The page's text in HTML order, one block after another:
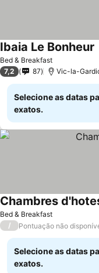
Bed & Breakfast
Ibaia Le Bonheur
7,2 87 Vic-la-
Selecione as datas
exatos.
Bed & Breakfast
Chambres
/ Pontuação não
Selecione as datas
exatos.